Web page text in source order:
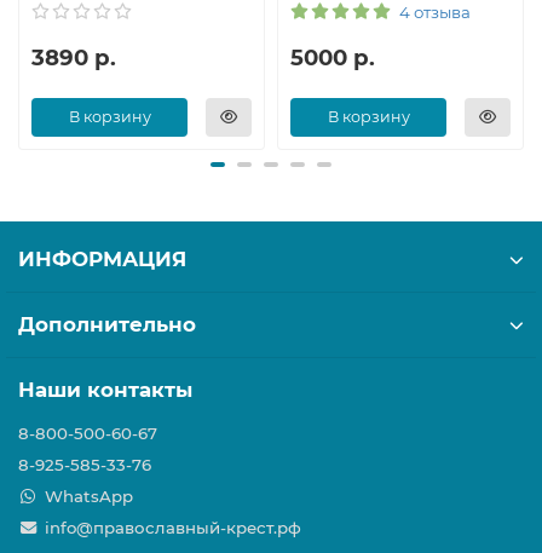
3890 р.
В корзину
4 отзыва
5000 р.
В корзину
ИНФОРМАЦИЯ
Дополнительно
Наши контакты
8-800-500-60-67
8-925-585-33-76
WhatsApp
info@православный-крест.рф